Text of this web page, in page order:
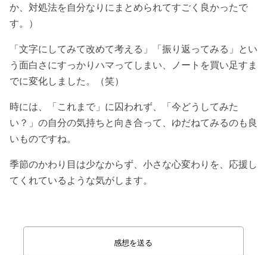
か、対処法を自分なりにまとめられてすごく良かったで
す。）
「文字にしてみて改めて考える」「振り返ってみる」とい
う面白さにすっかりハマってしまい、ノートを買い足すま
でに変化しました。（笑）
時には、「これまで」に囚われず、「今どうしてみた
い？」の自分の気持ちと向き合って、ゆだねてみるのも良
いものですね。
季節のかわり目は少なからず、小さな心変わりを、応援し
てくれているような気がします。
感想を送る